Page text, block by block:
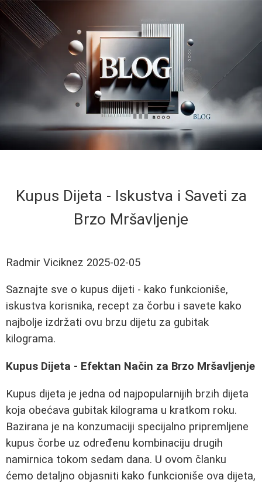
Kupus Dijeta - Iskustva i Saveti za
Brzo Mršavljenje
Radmir Viciknez 2025-02-05
Saznajte sve o kupus dijeti - kako funkcioniše,
iskustva korisnika, recept za čorbu i savete kako
najbolje izdržati ovu brzu dijetu za gubitak
kilograma.
Kupus Dijeta - Efektan Način za Brzo Mršavljenje
Kupus dijeta je jedna od najpopularnijih brzih dijeta
koja obećava gubitak kilograma u kratkom roku.
Bazirana je na konzumaciji specijalno pripremljene
kupus čorbe uz određenu kombinaciju drugih
namirnica tokom sedam dana. U ovom članku
ćemo detaljno objasniti kako funkcioniše ova dijeta,